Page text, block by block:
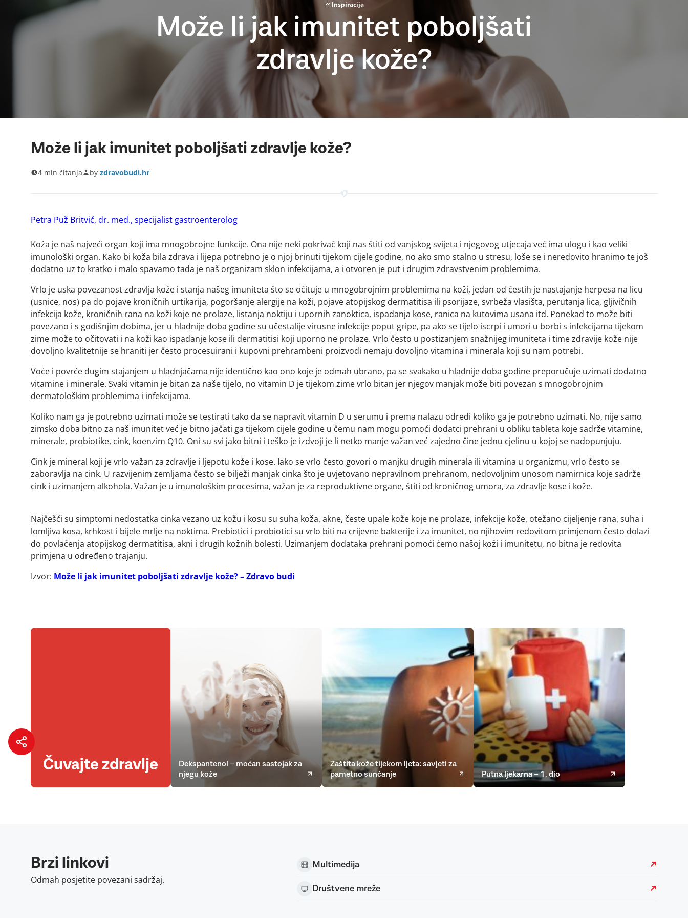
Inspiracija
Može li jak imunitet poboljšati
zdravlje kože?
Može li jak imunitet poboljšati zdravlje kože?
4 min čitanja by zdravobudi.hr
Petra Puž Britvić, dr. med., specijalist gastroenterolog
Koža je naš najveći organ koji ima mnogobrojne funkcije. Ona nije neki pokrivač koji nas štiti od vanjskog svijeta i njegovog utjecaja već ima ulogu i kao veliki
imunološki organ. Kako bi koža bila zdrava i lijepa potrebno je o njoj brinuti tijekom cijele godine, no ako smo stalno u stresu, loše se i neredovito hranimo te još
dodatno uz to kratko i malo spavamo tada je naš organizam sklon infekcijama, a i otvoren je put i drugim zdravstvenim problemima.
Vrlo je uska povezanost zdravlja kože i stanja našeg imuniteta što se očituje u mnogobrojnim problemima na koži, jedan od čestih je nastajanje herpesa na licu
(usnice, nos) pa do pojave kroničnih urtikarija, pogoršanje alergije na koži, pojave atopijskog dermatitisa ili psorijaze, svrbeža vlasišta, perutanja lica, gljivičnih
infekcija kože, kroničnih rana na koži koje ne prolaze, listanja noktiju i upornih zanoktica, ispadanja kose, ranica na kutovima usana itd. Ponekad to može biti
povezano i s godišnjim dobima, jer u hladnije doba godine su učestalije virusne infekcije poput gripe, pa ako se tijelo iscrpi i umori u borbi s infekcijama tijekom
zime može to očitovati i na koži kao ispadanje kose ili dermatitisi koji uporno ne prolaze. Vrlo često u postizanjem snažnijeg imuniteta i time zdravije kože nije
dovoljno kvalitetnije se hraniti jer često procesuirani i kupovni prehrambeni proizvodi nemaju dovoljno vitamina i minerala koji su nam potrebi.
Voće i povrće dugim stajanjem u hladnjačama nije identično kao ono koje je odmah ubrano, pa se svakako u hladnije doba godine preporučuje uzimati dodatno
vitamine i minerale. Svaki vitamin je bitan za naše tijelo, no vitamin D je tijekom zime vrlo bitan jer njegov manjak može biti povezan s mnogobrojnim
dermatološkim problemima i infekcijama.
Koliko nam ga je potrebno uzimati može se testirati tako da se napravit vitamin D u serumu i prema nalazu odredi koliko ga je potrebno uzimati. No, nije samo
zimsko doba bitno za naš imunitet već je bitno jačati ga tijekom cijele godine u čemu nam mogu pomoći dodatci prehrani u obliku tableta koje sadrže vitamine,
minerale, probiotike, cink, koenzim Q10. Oni su svi jako bitni i teško je izdvoji je li netko manje važan već zajedno čine jednu cjelinu u kojoj se nadopunjuju.
Cink je mineral koji je vrlo važan za zdravlje i ljepotu kože i kose. Iako se vrlo često govori o manjku drugih minerala ili vitamina u organizmu, vrlo često se
zaboravlja na cink. U razvijenim zemljama često se bilježi manjak cinka što je uvjetovano nepravilnom prehranom, nedovoljnim unosom namirnica koje sadrže
cink i uzimanjem alkohola. Važan je u imunološkim procesima, važan je za reproduktivne organe, štiti od kroničnog umora, za zdravlje kose i kože.
Najčešći su simptomi nedostatka cinka vezano uz kožu i kosu su suha koža, akne, česte upale kože koje ne prolaze, infekcije kože, otežano cijeljenje rana, suha i
lomljiva kosa, krhkost i bijele mrlje na noktima. Prebiotici i probiotici su vrlo biti na crijevne bakterije i za imunitet, no njihovim redovitom primjenom često dolazi
do povlačenja atopijskog dermatitisa, akni i drugih kožnih bolesti. Uzimanjem dodataka prehrani pomoći ćemo našoj koži i imunitetu, no bitna je redovita
primjena u određeno trajanju.
Izvor: Može li jak imunitet poboljšati zdravlje kože? – Zdravo budi
Čuvajte zdravlje
Dekspantenol – moćan sastojak za
njegu kože
Zaštita kože tijekom ljeta: savjeti za
pametno sunčanje
Putna ljekarna – 1. dio
Brzi linkovi
Odmah posjetite povezani sadržaj.
Multimedija
Društvene mreže